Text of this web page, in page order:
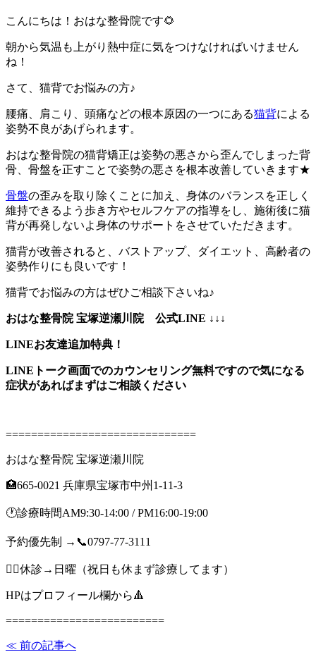
こんにちは！おはな整骨院です🌻
朝から気温も上がり熱中症に気をつけなければいけません
ね！
さて、猫背でお悩みの方♪
腰痛、肩こり、頭痛などの根本原因の一つにある猫背による
姿勢不良があげられます。
おはな整骨院の猫背矯正は姿勢の悪さから歪んでしまった背
骨、骨盤を正すことで姿勢の悪さを根本改善していきます★
骨盤の歪みを取り除くことに加え、身体のバランスを正しく
維持できるよう歩き方やセルフケアの指導をし、施術後に猫
背が再発しないよ身体のサポートをさせていただきます。
猫背が改善されると、バストアップ、ダイエット、高齢者の
姿勢作りにも良いです！
猫背でお悩みの方はぜひご相談下さいね♪
おはな整骨院 宝塚逆瀬川院 公式LINE ↓↓↓
LINEお友達追加特典！
LINEトーク画面でのカウンセリング無料ですので気になる
症状があればまずはご相談ください
==============================
おはな整骨院 宝塚逆瀬川院
🏥665-0021 兵庫県宝塚市中州1-11-3
🕐診療時間AM9:30-14:00 / PM16:00-19:00
予約優先制 →📞0797-77-3111
🙇‍♂️休診→日曜（祝日も休まず診療してます）
HPはプロフィール欄から🔺
=========================
≪ 前の記事へ